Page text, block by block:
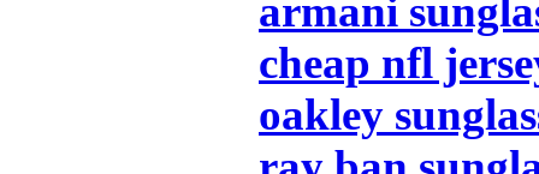
armani
cheap nfl
oakley